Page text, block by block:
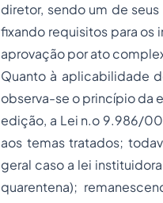
diretor, sendo um de
fixando requisitos para
aprovação por ato
Quanto à aplicabilidade
observa-se o princípio da
edição, a Lei n.o 9.986/
aos temas tratados;
geral caso a lei
quarentena);